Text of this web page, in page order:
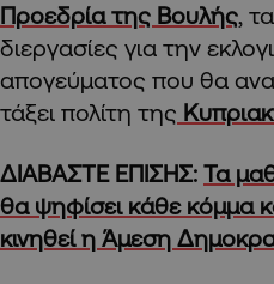
Προεδρία της Βουλής,
διεργασίες για την
απογεύματος που θα
τάξει πολίτη της
ΔΙΑΒΑΣΤΕ ΕΠΙΣΗΣ: Τα
θα ψηφίσει κάθε κόμμα
κινηθεί η Άμεση